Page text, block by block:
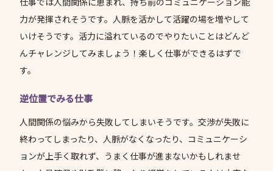
力が発揮されそうです。人脈を活かして活躍の場を増やして
いけそうです。活力に溢れているのでやりたいことはどんど
んチャレンジしてみましょう！楽しく仕事ができるはずで
す。
逆位置でみる仕事
人間関係の悩みから失敗してしまいそうです。交渉が失敗に
終わってしまったり、人脈がなくなったり、コミュニケーシ
ョンが上手く取れず、うまく仕事が進まないかもしれませ